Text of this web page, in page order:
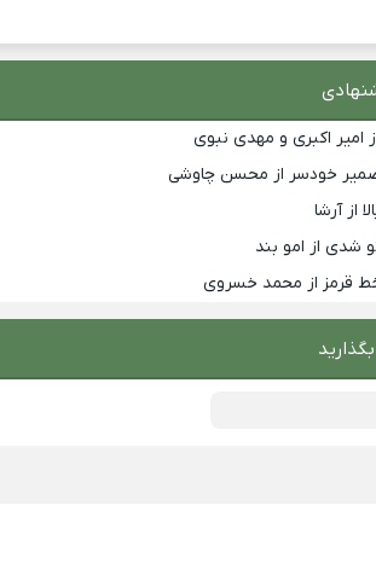
امیر اکبری و مهدی نبوی
خودسر از محسن چاوشی
از آرشا
شدی از امو بند
قرمز از محمد خسروی